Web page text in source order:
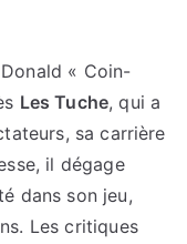
« Coin-
Les Tuche, qui a
sa carrière
il dégage
dans son jeu,
Les critiques